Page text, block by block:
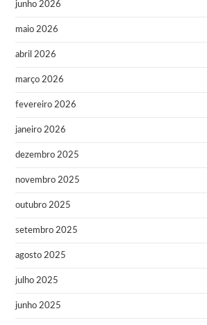
junho 2026
maio 2026
abril 2026
março 2026
fevereiro 2026
janeiro 2026
dezembro 2025
novembro 2025
outubro 2025
setembro 2025
agosto 2025
julho 2025
junho 2025